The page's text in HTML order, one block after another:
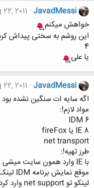
JavadMessi
2011
خواهش میکنم
این روشم به سختی پیداش
4
یا علی
JavadMessi
2011
اگه سایه ات سنگین نشده بود
مواد لازم!:
IDM 6
IE 8 یا fireFox
net transport
طرز تهیه!:
با IE وارد همون سایت میشی و مراحل رو طی میکنی
موقع نمایش برنامه IDM لینک دانلود میده لینکو کپی میکنی